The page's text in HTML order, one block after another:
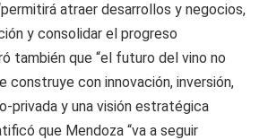
atraer desarrollos y negocios,
y consolidar el progreso
también que “el futuro del vino no
construye con innovación, inversión,
privada y una visión estratégica
que Mendoza “va a seguir